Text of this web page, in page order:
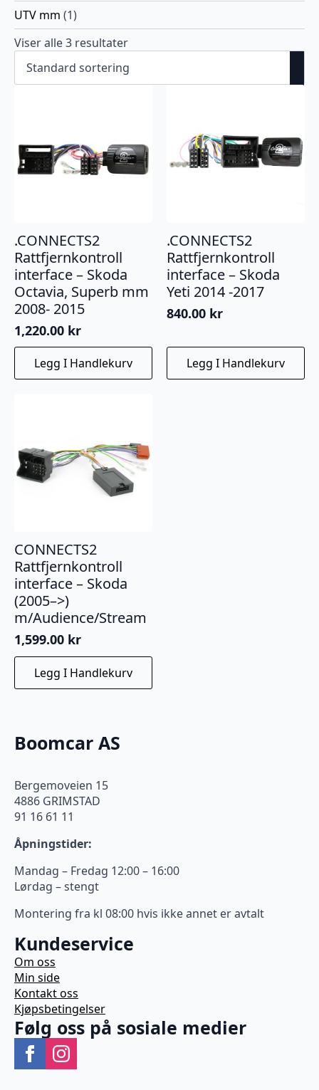
UTV mm (1)
Viser alle 3 resultater
.CONNECTS2
Rattfjernkontroll
interface – Skoda
Octavia, Superb mm
2008- 2015
1,220.00 kr
Legg I Handlekurv
.CONNECTS2
Rattfjernkontroll
interface – Skoda
Yeti 2014 -2017
840.00 kr
Legg I Handlekurv
CONNECTS2
Rattfjernkontroll
interface – Skoda
(2005–>)
m/Audience/Stream
1,599.00 kr
Legg I Handlekurv
Boomcar AS
Bergemoveien 15
4886 GRIMSTAD
91 16 61 11
Åpningstider:
Mandag – Fredag 12:00 – 16:00
Lørdag – stengt
Montering fra kl 08:00 hvis ikke annet er avtalt
Kundeservice
Om oss
Min side
Kontakt oss
Kjøpsbetingelser
Følg oss på sosiale medier